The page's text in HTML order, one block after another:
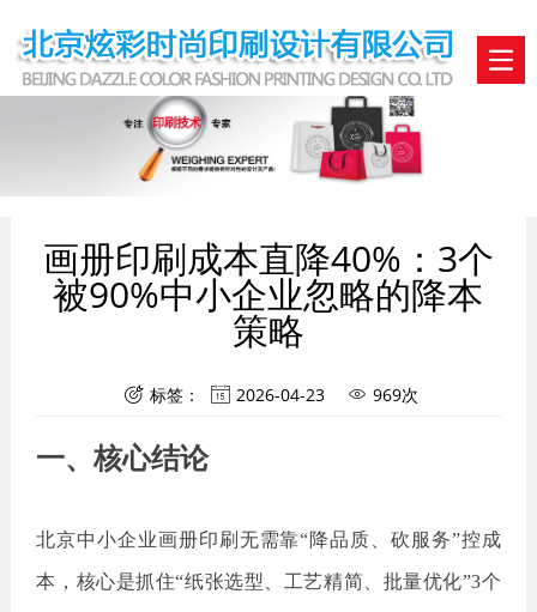
画册印刷成本直降40%：3个
被90%中小企业忽略的降本
策略
 标签：  2026-04-23  969次
一、核心结论
北京中小企业画册印刷无需靠“降品质、砍服务”控成
本，核心是抓住“纸张选型、工艺精简、批量优化”3个